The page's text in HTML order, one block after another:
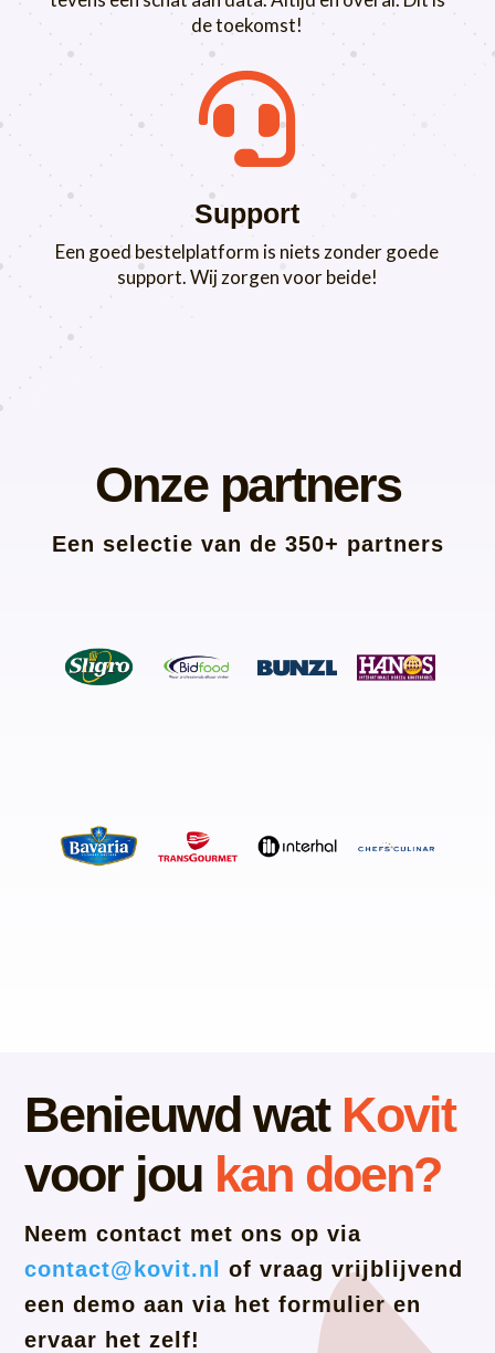
de toekomst!

Support
Een goed bestelplatform is niets zonder goede
support. Wij zorgen voor beide!
Onze partners
Een selectie van de 350+ partners
Benieuwd watKovit
voor jou kan doen?
Neem contact met ons op via
contact@kovit.nl
of vraag vrijblijvend
een demo aan via het formulier en
ervaar het zelf!